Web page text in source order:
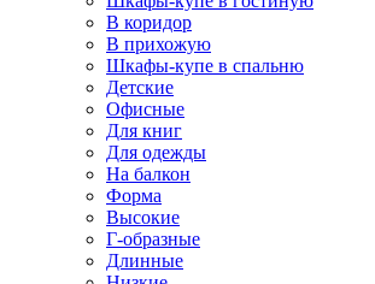
В коридор
В прихожую
Шкафы-купе в спальню
Детские
Офисные
Для книг
Для одежды
На балкон
Форма
Высокие
Г-образные
Длинные